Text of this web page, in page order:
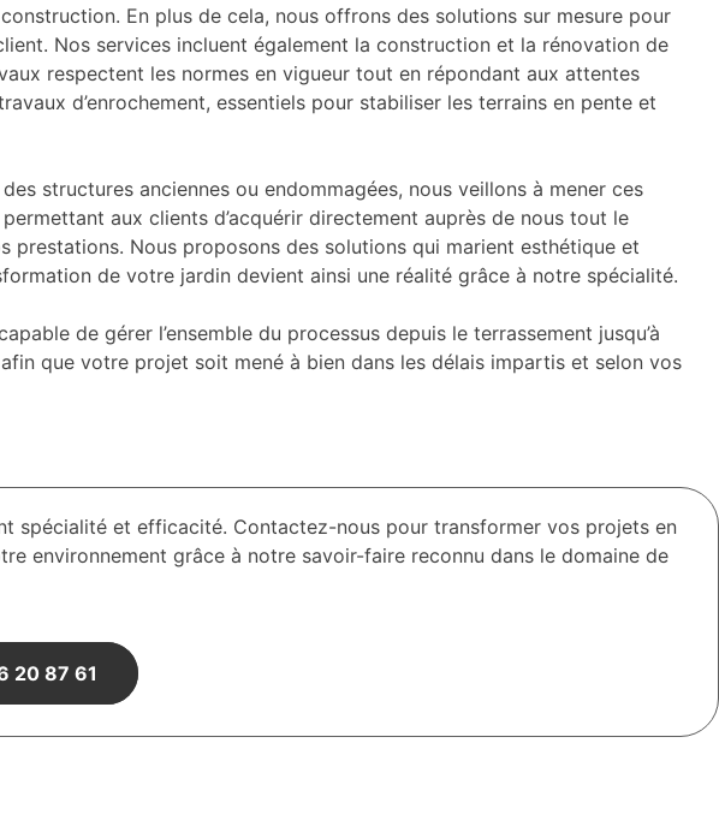
En plus de cela, nous offrons des solutions sur mesure pour
Nos services incluent également la construction et la rénovation de
respectent les normes en vigueur tout en répondant aux attentes
d’enrochement, essentiels pour stabiliser les terrains en pente et
structures anciennes ou endommagées, nous veillons à mener ces
aux clients d’acquérir directement auprès de nous tout le
prestations. Nous proposons des solutions qui marient esthétique et
de votre jardin devient ainsi une réalité grâce à notre spécialité.
de gérer l’ensemble du processus depuis le terrassement jusqu’à
que votre projet soit mené à bien dans les délais impartis et selon vos
spécialité et efficacité. Contactez-nous pour transformer vos projets en
environnement grâce à notre savoir-faire reconnu dans le domaine de
20 87 61